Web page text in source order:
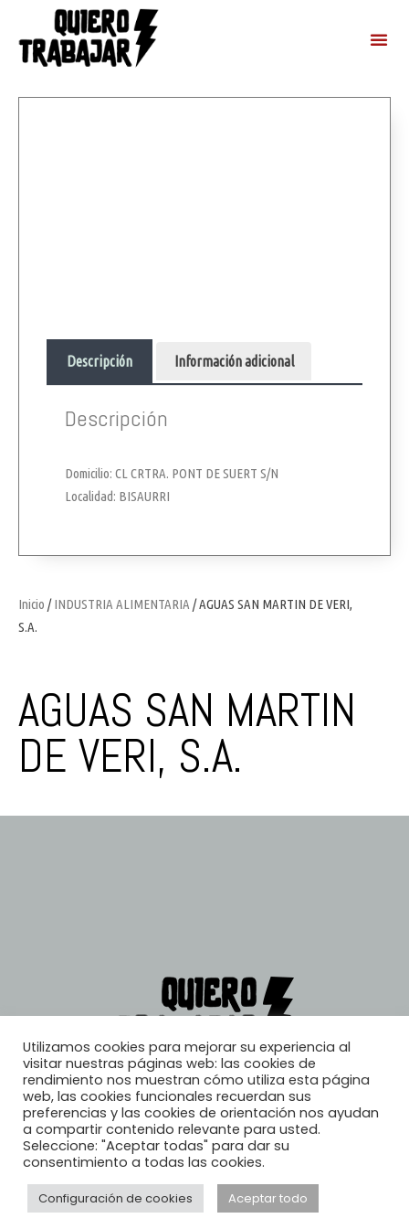
Inicio /INDUSTRIA ALIMENTARIA / AGUAS SAN MARTIN DE VERI,
S.A.
AGUAS SAN MARTIN
DE VERI, S.A.
Descripción Información adicional
Descripción
Domicilio: CL CRTRA. PONT DE SUERT S/N
Localidad: BISAURRI
© 2026, Quiero Trabajar
Utilizamos cookies para mejorar su experiencia al
visitar nuestras páginas web: las cookies de
rendimiento nos muestran cómo utiliza esta página
web, las cookies funcionales recuerdan sus
preferencias y las cookies de orientación nos ayudan
a compartir contenido relevante para usted.
Seleccione: "Aceptar todas" para dar su
consentimiento a todas las cookies.
Configuración de cookies Aceptar todo